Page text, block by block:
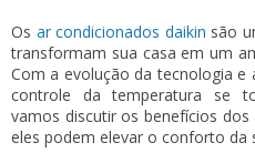
Os ar condicionados daikin são
transformam sua casa em um
Com a evolução da tecnologia e
controle da temperatura se
vamos discutir os benefícios dos
eles podem elevar o conforto da